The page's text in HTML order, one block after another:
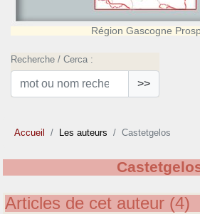
Région Gascogne
Recherche / Cerca :
>>
Accueil Les auteurs Castetgelos
Articles de cet auteur (4)